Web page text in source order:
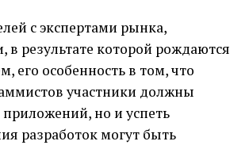
с экспертами рынка,
результате которой рождаются
его особенность в том, что
участники должны
но и успеть
разработок могут быть